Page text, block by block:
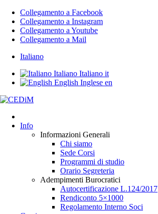
Collegamento a Facebook
Collegamento a Instagram
Collegamento a Youtube
Collegamento a Mail
Italiano
Italiano Italiano it
English Inglese en
Info
Informazioni Generali
Chi siamo
Sede Corsi
Programmi di studio
Orario Segreteria
Adempimenti Burocratici
Autocertificazione L.124/2017
Rendiconto 5×1000
Regolamento Interno Soci